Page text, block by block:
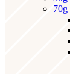
70g